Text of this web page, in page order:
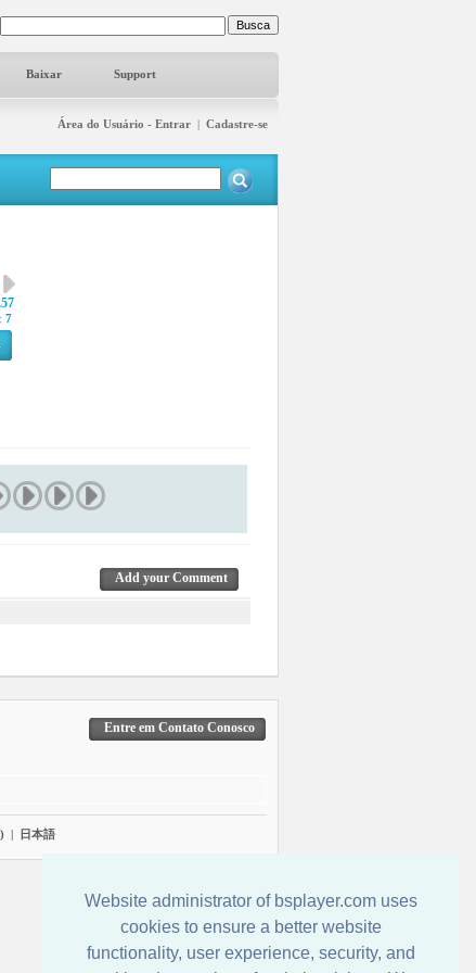
Website administrator of bsplayer.com uses
cookies to ensure a better website
functionality, user experience, security, and
Baixar Support
Área do Usuário - Entrar | Cadastre-se
7
Add your Comment
Entre em Contato Conosco
| 日本語